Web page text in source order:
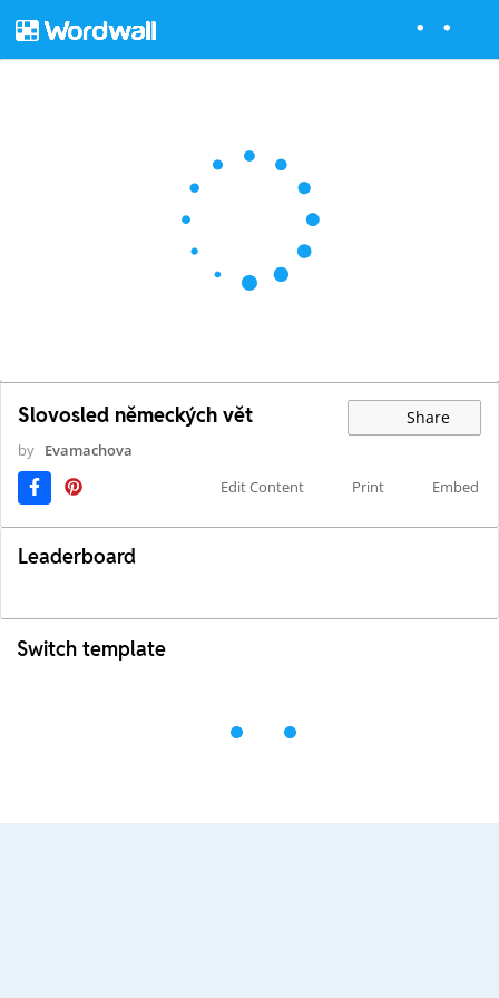
Slovosled německých vět Share
by Evamachova
Edit Content
Print Embed
Leaderboard
Switch template